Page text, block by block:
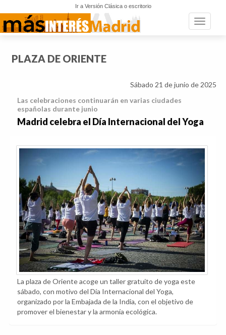
Ir a Versión Clásica o escritorio
Toggle
PLAZA DE ORIENTE
Sábado 21 de junio de 2025
Las celebraciones continuarán en varias ciudades
españolas durante junio
Madrid celebra el Día Internacional del Yoga
La plaza de Oriente acoge un taller gratuito de yoga este
sábado, con motivo del Día Internacional del Yoga,
organizado por la Embajada de la India, con el objetivo de
promover el bienestar y la armonía ecológica.